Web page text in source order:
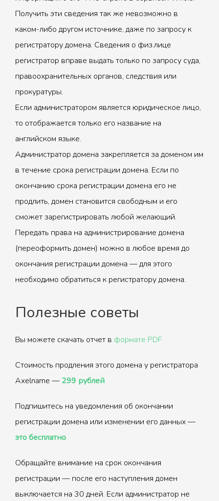
Получить эти сведения так же невозможно в
каком-либо другом источнике, даже по запросу к
регистратору домена. Сведения о физ.лице
регистратор вправе выдать только по запросу суда,
правоохранительных органов, следствия или
прокуратуры.
Если администратором является юридическое лицо,
то отображается только его название на
английском языке.
Администратор домена закрепляется за доменом им
в течение срока регистрации домена. Если по
окончанию срока регистрации домена его не
продлить, домен становится свободным и его
сможет зарегистрировать любой желающий.
Передать права на администрирование домена
(переоформить домен) можно в любое время до
окончания регистрации домена — для этого
необходимо обратиться к регистратору домена.
Полезные советы
Вы можете скачать отчет в формате PDF
Стоимость продления этого домена у регистратора
Axelname — 299 рублей
Подпишитесь на уведомления об окончании
регистрации домена или изменении его данных —
это бесплатно
Обращайте внимание на срок окончания
регистрации — после его наступления домен
выключается на 30 дней. Если администратор не